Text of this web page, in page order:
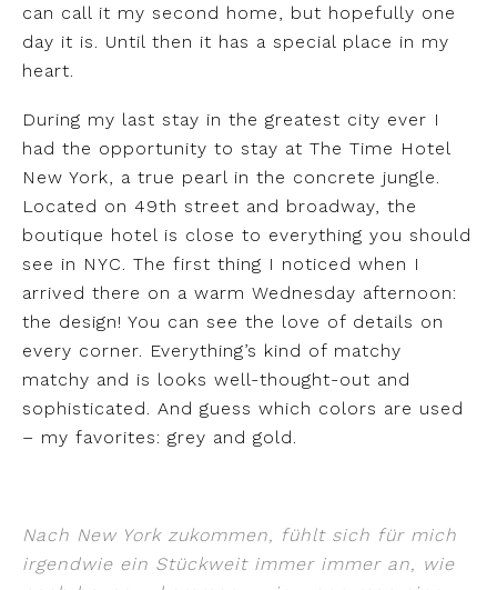
can call it my second home, but hopefully one
day it is. Until then it has a special place in my
heart.
During my last stay in the greatest city ever I
had the opportunity to stay at The Time Hotel
New York, a true pearl in the concrete jungle.
Located on 49th street and broadway, the
boutique hotel is close to everything you should
see in NYC. The first thing I noticed when I
arrived there on a warm Wednesday afternoon:
the design! You can see the love of details on
every corner. Everything’s kind of matchy
matchy and is looks well-thought-out and
sophisticated. And guess which colors are used
– my favorites: grey and gold.
Nach New York zukommen, fühlt sich für mich
irgendwie ein Stückweit immer immer an, wie